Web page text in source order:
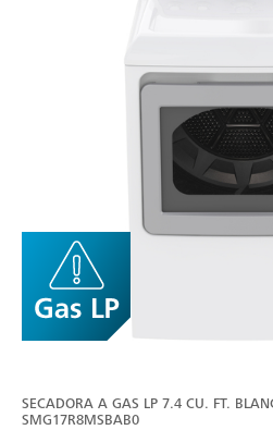
SECADORA A GAS LP 7.4 CU. FT.
SMG17R8MSBAB0